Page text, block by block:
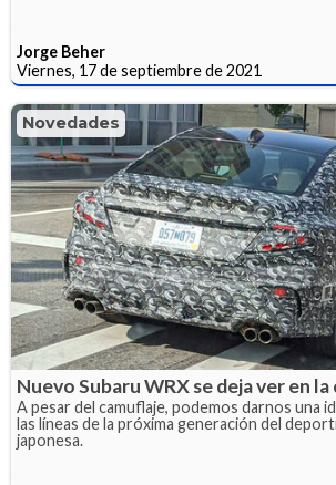
Jorge Beher
Viernes, 17 de septiembre de 2021
Novedades
Nuevo Subaru WRX se deja ver en la
A pesar del camuflaje, podemos darnos una
las líneas de la próxima generación del
japonesa.